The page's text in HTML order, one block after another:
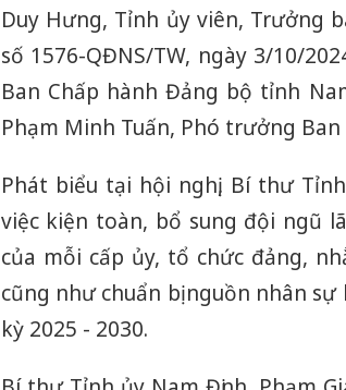
Duy Hưng, Tỉnh ủy viên, Trưởng
số 1576-QĐNS/TW, ngày 3/10/
Ban Chấp hành Đảng bộ tỉnh
Phạm Minh Tuấn, Phó trưởng
Phát biểu tại hội nghị, Bí thư
việc kiện toàn, bổ sung đội ngũ
của mỗi cấp ủy, tổ chức đảng,
cũng như chuẩn bị nguồn nhân
kỳ 2025 - 2030.